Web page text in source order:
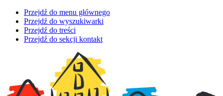
Przejdź do menu głównego
Przejdź do wyszukiwarki
Przejdź do treści
Przejdź do sekcji kontakt